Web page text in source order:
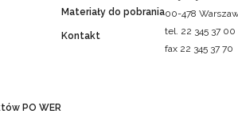
PO WER
Materiały do pobrania
Kontakt
00-478
tel. 22 345 37 00
fax 22 345 37 70